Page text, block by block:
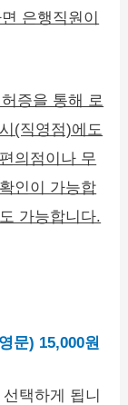
은행직원이
증을 통해 로
(직영점)에도
의점이나 무
인이 가능합
가능합니다.
문) 15,000원
택하게 됩니